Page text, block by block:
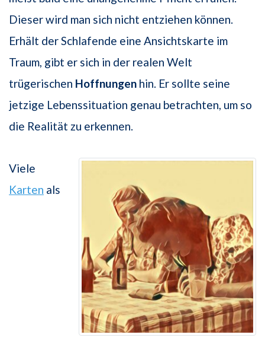
Dieser wird man sich nicht entziehen können.
Erhält der Schlafende eine Ansichtskarte im
Traum, gibt er sich in der realen Welt
trügerischen Hoffnungen hin. Er sollte seine
jetzige Lebenssituation genau betrachten, um so
die Realität zu erkennen.
Viele
Karten als